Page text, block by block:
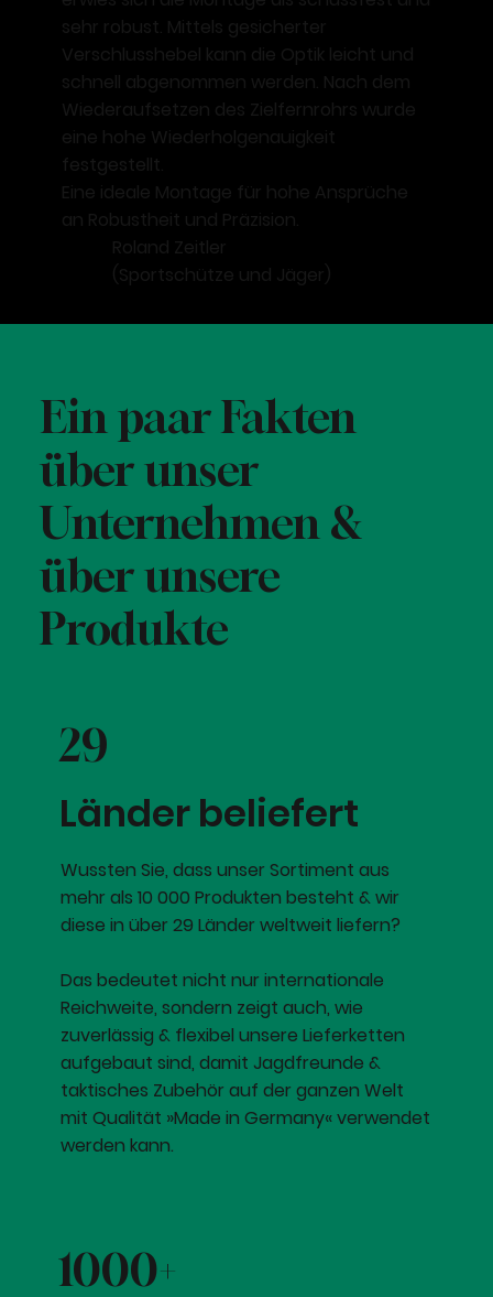
Ein paar Fakten
über unser
Unternehmen &
über unsere
Produkte
29
Länder beliefert
Wussten Sie, dass unser Sortiment aus
mehr als 10 000 Produkten besteht & wir
diese in über 29 Länder weltweit liefern?
Das bedeutet nicht nur internationale
Reichweite, sondern zeigt auch, wie
zuverlässig & flexibel unsere Lieferketten
aufgebaut sind, damit Jagdfreunde &
taktisches Zubehör auf der ganzen Welt
mit Qualität »Made in Germany« verwendet
werden kann.
1000+